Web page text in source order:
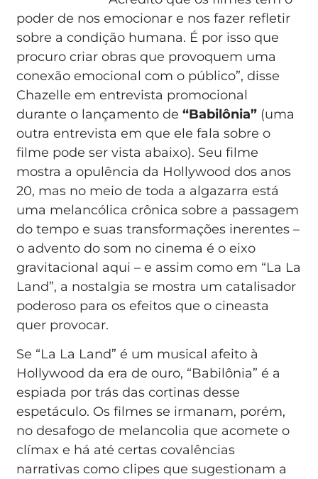
poder de nos emocionar e nos fazer refletir
sobre a condição humana. É por isso que
procuro criar obras que provoquem uma
conexão emocional com o público”, disse
Chazelle em entrevista promocional
durante o lançamento de“Babilônia” (uma
outra entrevista em que ele fala sobre o
filme pode ser vista abaixo). Seu filme
mostra a opulência da Hollywood dos anos
20, mas no meio de toda a algazarra está
uma melancólica crônica sobre a passagem
do tempo e suas transformações inerentes –
o advento do som no cinema é o eixo
gravitacional aqui – e assim como em “La La
Land”, a nostalgia se mostra um catalisador
poderoso para os efeitos que o cineasta
quer provocar.
Se “La La Land” é um musical afeito à
Hollywood da era de ouro, “Babilônia” é a
espiada por trás das cortinas desse
espetáculo. Os filmes se irmanam, porém,
no desafogo de melancolia que acomete o
clímax e há até certas covalências
narrativas como clipes que sugestionam a